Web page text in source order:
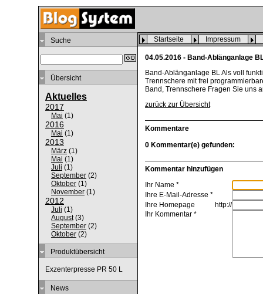
Suche
Übersicht
Aktuelles
2017
Mai (1)
2016
Mai (1)
2013
März (1)
Mai (1)
Juli (1)
September (2)
Oktober (1)
November (1)
2012
Juli (1)
August(3)
September (2)
Oktober (2)
Produktübersicht
Exzenterpresse PR 50 L
News
Startseite Impressum
04.05.2016 - Band-Ablänganlage
Band-Ablänganlage BL Als voll
Trennschere mit frei
Band, Trennschere Fragen Sie uns
zurück zur Übersicht
Kommentare
0 Kommentar(e) gefunden:
Kommentar hinzufügen
Ihr Name *
Ihre E-Mail-Adresse *
Ihre Homepage
http://
Ihr Kommentar *